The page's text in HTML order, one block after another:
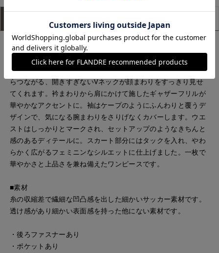
ネイビー地にホワイトとイエローの華奢な小花柄をあしらった
プリントワンピース。透け感のある繊細なサッカー素材で、軽
やかで涼しげな表情に仕上げました。小さなスタンドカラーか
らつながる、開きすぎないVネックが顔まわりをすっきり見せ
てくれます。衿まわりから肩にかけて施したギャザーフリルが
華やかなアクセントに。袖はケープのようにふんわりと覆うデ
ザインで、気になる腕まわりをさりげなくカバーします。ウエ
ストはしっかりとマークされ、セットアップのようなきちんと
感のあるディテールに。スカート部分にはタックを入れ、やわ
らかく広がるフェミニンなシルエットに仕上げました。一枚で
華やかさと上品さを兼ね備えたワンピースです。
■素材
糸の収縮差で繊細な凹凸感を出した細かいサッカー素材です。
透け感があり細かい表面感を持った他にない素材です。
・後ろファスナーあり
・ポケットあり